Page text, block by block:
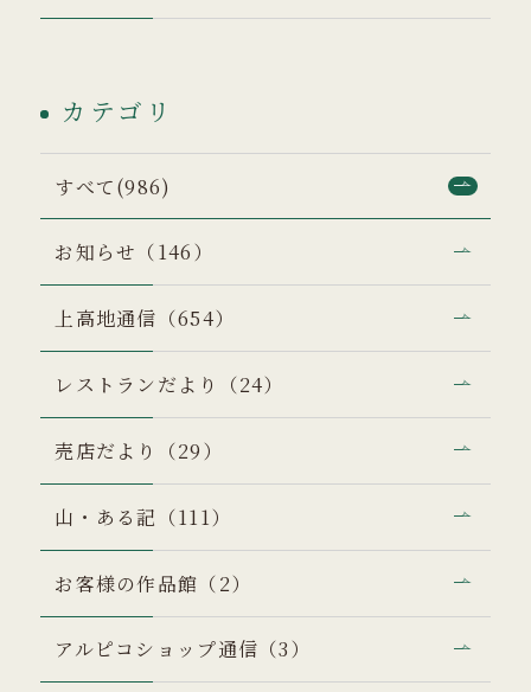
カテゴリ
すべて(986)
お知らせ（146）
上高地通信（654）
レストランだより（24）
売店だより（29）
山・ある記（111）
お客様の作品館（2）
アルピコショップ通信（3）